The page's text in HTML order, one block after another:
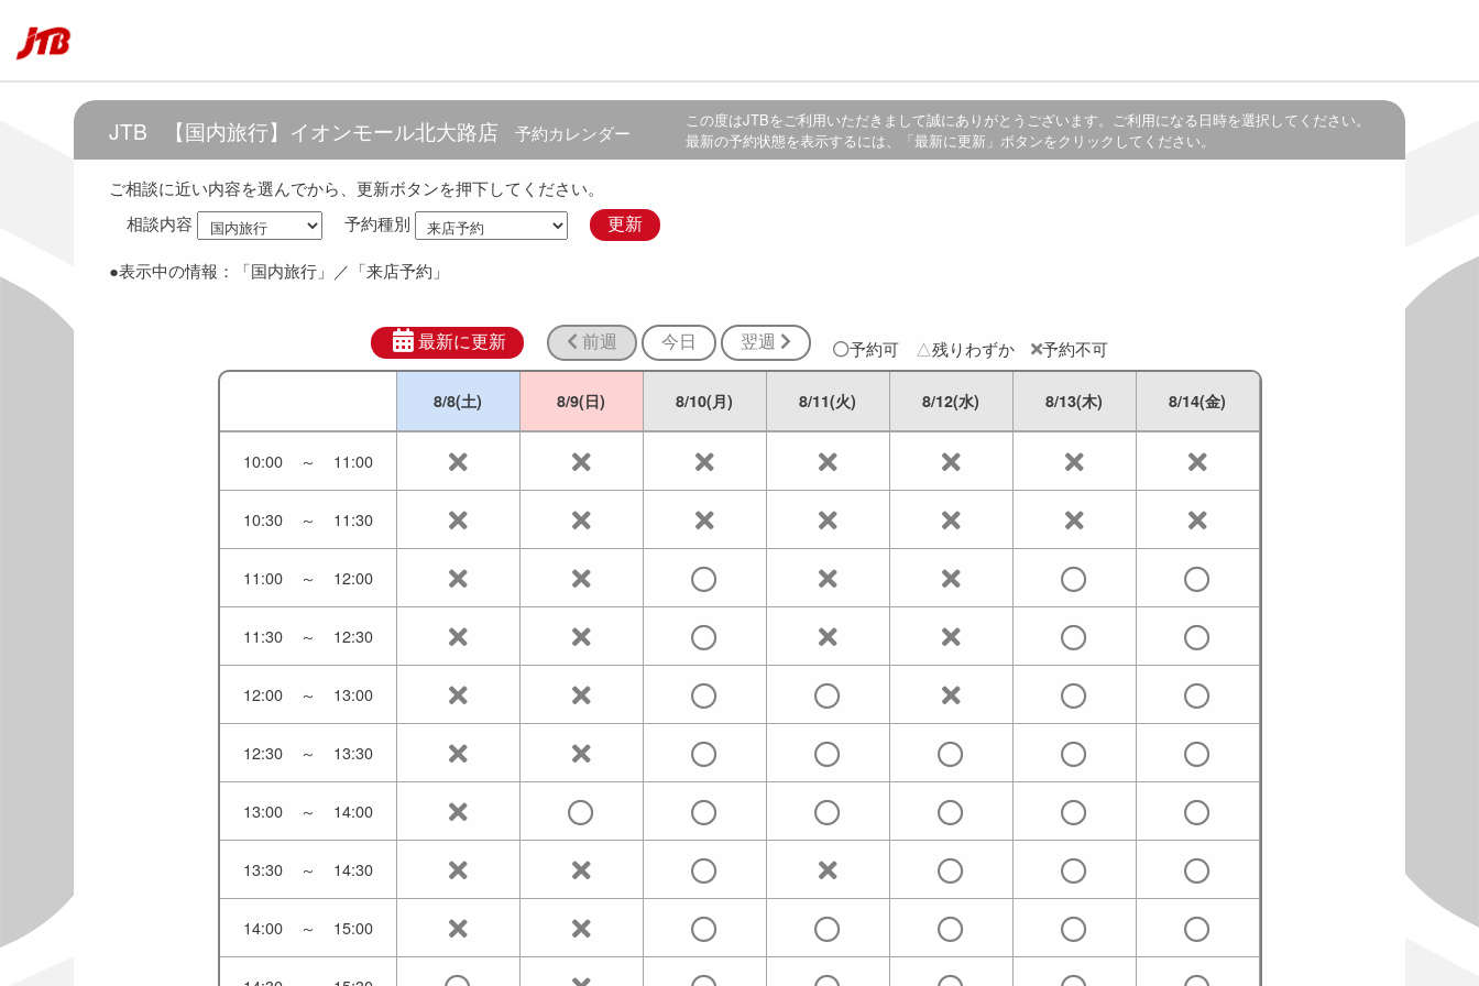
JTB 【国内旅行】イオンモール北大路店 予約カレンダー
この度はJTBをご利用いただきまして誠にありがとうございます。ご利用になる日時を選択してください。
最新の予約状態を表示するには、「最新に更新」ボタンをクリックしてください。
ご相談に近い内容を選んでから、更新ボタンを押下してください。
相談内容
予約種別 更新
●表示中の情報： 「国内旅行」 ／「来店予約」
最新に更新 前週 今日 翌週 予約可 △残りわずか 予約不可
8/8(土) 8/9(日) 8/10(月) 8/11(火) 8/12(水) 8/13(木) 8/14(金)
8:00 ～ 9:00
8:30 ～ 9:30
10:00 ～ 11:00
10:30 ～ 11:30
11:00 ～ 12:00
11:30 ～ 12:30
12:00 ～ 13:00
12:30 ～ 13:30
13:00 ～ 14:00
13:30 ～ 14:30
14:00 ～ 15:00